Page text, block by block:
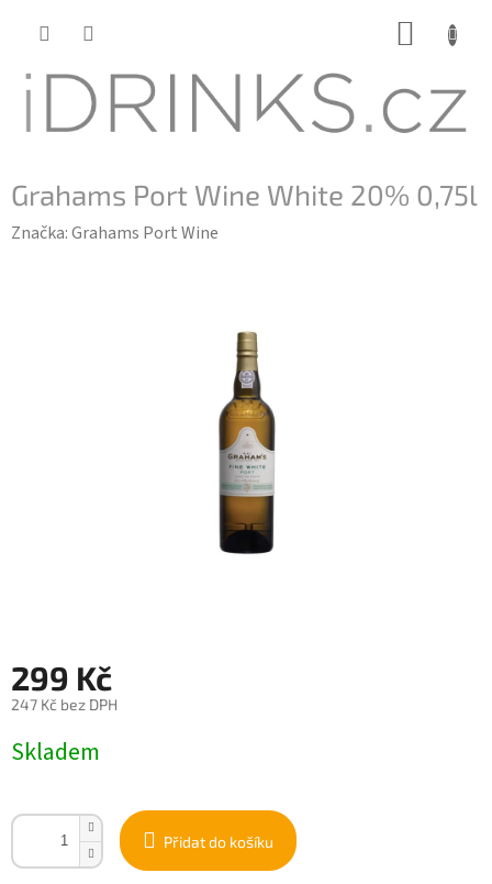
Grahams Port Wine White 20% 0,75l
Značka:Grahams Port Wine
299 Kč
247 Kč bez DPH
cena:
Skladem
Přidat do košíku